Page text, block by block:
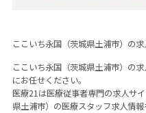
ここいち永国（茨城県土浦市）の
ここいち永国（茨城県土浦市）の
にお任せください。
医療21は医療従事者専門の求人サ
県土浦市）の医療スタッフ求人情報